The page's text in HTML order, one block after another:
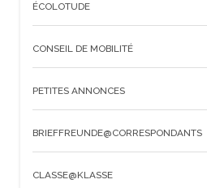
ÉCOLOTUDE
CONSEIL DE MOBILITÉ
PETITES ANNONCES
BRIEFFREUNDE@CORRESPONDANTS
CLASSE@KLASSE